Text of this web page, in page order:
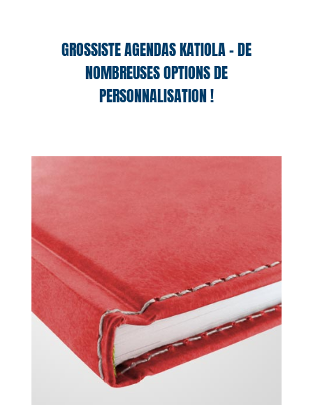
GROSSISTE AGENDAS KATIOLA – DE
NOMBREUSES OPTIONS DE
PERSONNALISATION !